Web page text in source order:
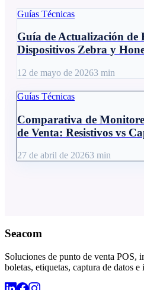
Guías Técnicas
Guía de Actualización de
Dispositivos Zebra y
12 de mayo de 20263 min
Guías Técnicas
Comparativa de
de Venta: Resistivos vs
27 de abril de 20263 min
Seacom
Soluciones de punto de venta POS,
boletas, etiquetas, captura de datos e